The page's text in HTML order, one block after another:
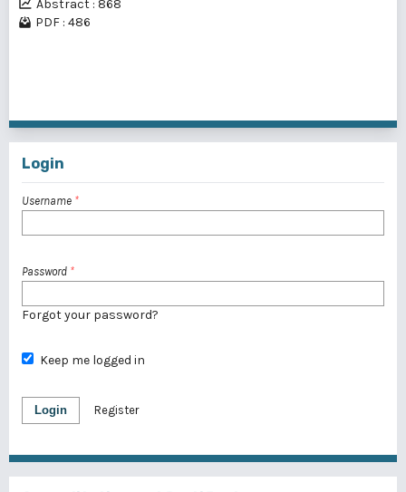
Abstract : 868
PDF : 486
Login
Username *
Password *
Forgot your password?
Keep me logged in
Login Register